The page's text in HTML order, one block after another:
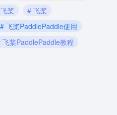
桨
# 飞桨
# 飞桨PaddlePaddle使用
飞桨PaddlePaddle教程